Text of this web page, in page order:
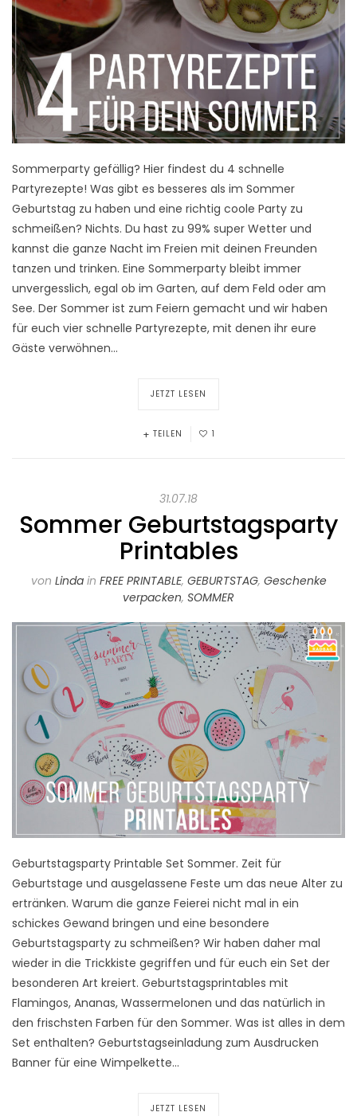
Sommerparty gefällig? Hier findest du 4 schnelle
Partyrezepte! Was gibt es besseres als im Sommer
Geburtstag zu haben und eine richtig coole Party zu
schmeißen? Nichts. Du hast zu 99% super Wetter und
kannst die ganze Nacht im Freien mit deinen Freunden
tanzen und trinken. Eine Sommerparty bleibt immer
unvergesslich, egal ob im Garten, auf dem Feld oder am
See. Der Sommer ist zum Feiern gemacht und wir haben
für euch vier schnelle Partyrezepte, mit denen ihr eure
Gäste verwöhnen…
JETZT LESEN
TEILEN 1
31.07.18
Sommer Geburtstagsparty
Printables
von Lindain FREE PRINTABLE, GEBURTSTAG, Geschenke
verpacken, SOMMER
Geburtstagsparty Printable Set Sommer. Zeit für
Geburtstage und ausgelassene Feste um das neue Alter zu
ertränken. Warum die ganze Feierei nicht mal in ein
schickes Gewand bringen und eine besondere
Geburtstagsparty zu schmeißen? Wir haben daher mal
wieder in die Trickkiste gegriffen und für euch ein Set der
besonderen Art kreiert. Geburtstagsprintables mit
Flamingos, Ananas, Wassermelonen und das natürlich in
den frischsten Farben für den Sommer. Was ist alles in dem
Set enthalten? Geburtstagseinladung zum Ausdrucken
Banner für eine Wimpelkette…
JETZT LESEN